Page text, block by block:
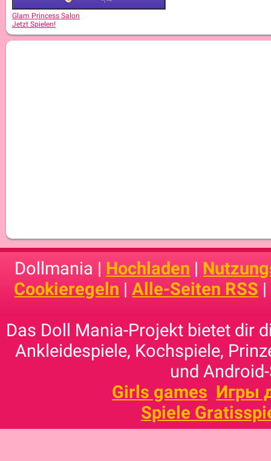
Glam Princess Salon
Jetzt Spielen!
Dollmania | Hochladen |
Cookieregeln |Alle-Seiten RSS |
Das Doll Mania-Projekt bietet dir
Ankleidespiele, Kochspiele,
und
Girls games Игры
Spiele